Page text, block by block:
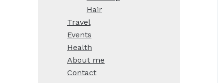
Hair
Travel
Events
Health
About me
Contact